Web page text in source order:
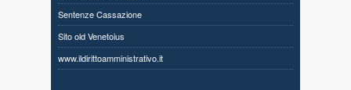
Sentenze Cassazione
Sito old Venetoius
www.ildirittoamministrativo.it